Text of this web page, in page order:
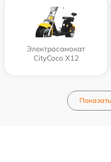
Электросамокат
CityCoco X12